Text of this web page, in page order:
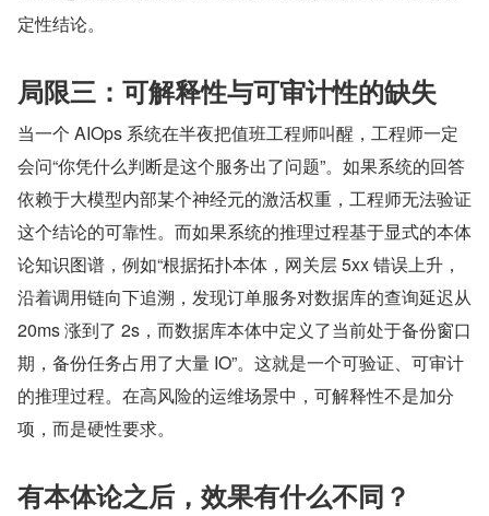
定性结论。
局限三：可解释性与可审计性的缺失
当一个 AIOps 系统在半夜把值班工程师叫醒，工程师一定
会问“你凭什么判断是这个服务出了问题”。如果系统的回答
依赖于大模型内部某个神经元的激活权重，工程师无法验证
这个结论的可靠性。而如果系统的推理过程基于显式的本体
论知识图谱，例如“根据拓扑本体，网关层 5xx 错误上升，
沿着调用链向下追溯，发现订单服务对数据库的查询延迟从
20ms 涨到了 2s，而数据库本体中定义了当前处于备份窗口
期，备份任务占用了大量 IO”。这就是一个可验证、可审计
的推理过程。在高风险的运维场景中，可解释性不是加分
项，而是硬性要求。
有本体论之后，效果有什么不同？